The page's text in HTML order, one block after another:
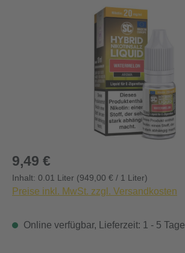
Bildergalerie überspringen
Regulärer Preis:
9,49 €
Inhalt: 0.01 Liter (949,00 € / 1 Liter)
Preise inkl. MwSt. zzgl. Versandkosten
Online verfügbar, Lieferzeit: 1 - 5 Tage